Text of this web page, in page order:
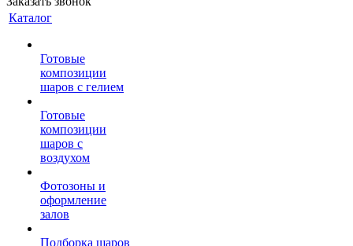
Каталог
Готовые
композиции
шаров с гелием
Готовые
композиции
шаров с
воздухом
Фотозоны и
оформление
залов
Подборка шаров